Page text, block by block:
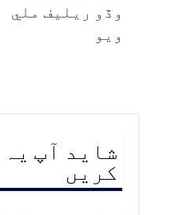
وڏو ريليف ملي
ويو
شاید آپ
کریں